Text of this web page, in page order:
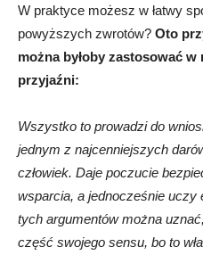
W praktyce możesz w łatwy
powyższych zwrotów? Oto
można byłoby zastosować
przyjaźni:
Wszystko to prowadzi do
jednym z najcenniejszych
człowiek. Daje poczucie
wsparcia, a jednocześnie uczy
tych argumentów można
część swojego sensu, bo to